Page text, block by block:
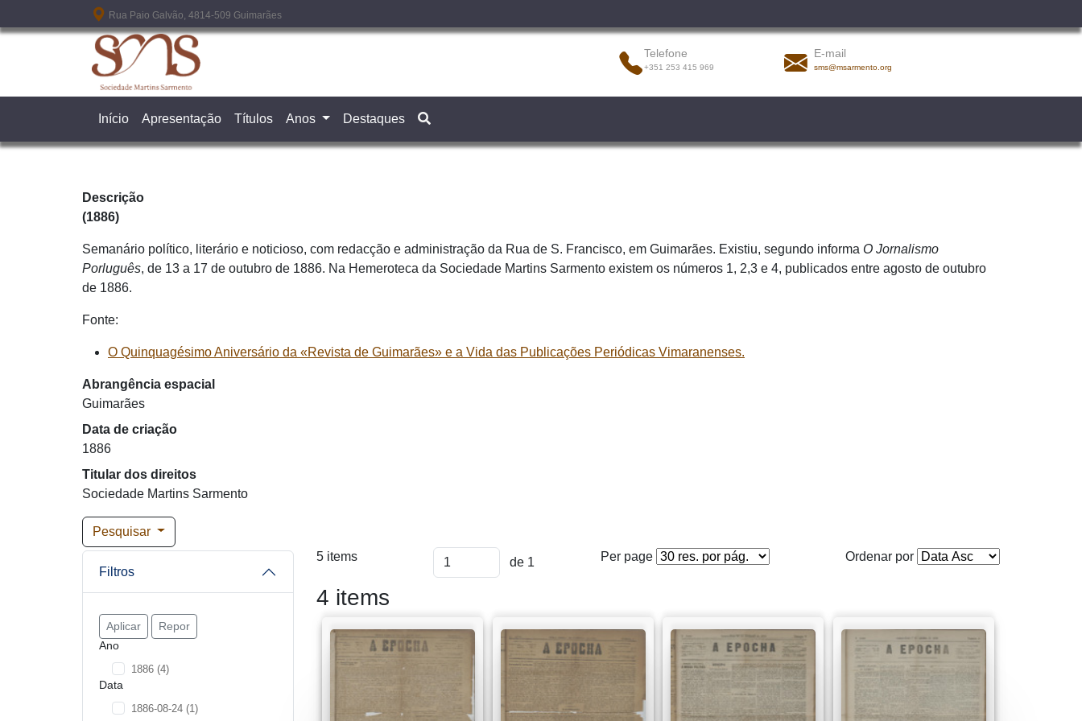
Passar para o conteúdo principalRua Paio Galvão, 4814-509 Guimarães
Telefone
+351 253 415 969
E-mail
sms@msarmento.org
Início Apresentação Títulos Anos Destaques
Descrição
(1886)
Semanário político, literário e noticioso, com redacção e administração da Rua de S. Francisco, em Guimarães. Existiu, segundo informa O Jornalismo
Porluguês, de 13 a 17 de outubro de 1886. Na Hemeroteca da Sociedade Martins Sarmento existem os números 1, 2,3 e 4, publicados entre agosto de outubro
de 1886.
Fonte:
O Quinquagésimo Aniversário da «Revista de Guimarães» e a Vida das Publicações Periódicas Vimaranenses.
Abrangência espacial
Guimarães
Data de criação
1886
Titular dos direitos
Sociedade Martins Sarmento
Pesquisar
Filtros
Aplicar
Repor
Ano
1886 (4)
Data
1886-08-24 (1)
5 items de 1 Per page Ordenar por
4 items